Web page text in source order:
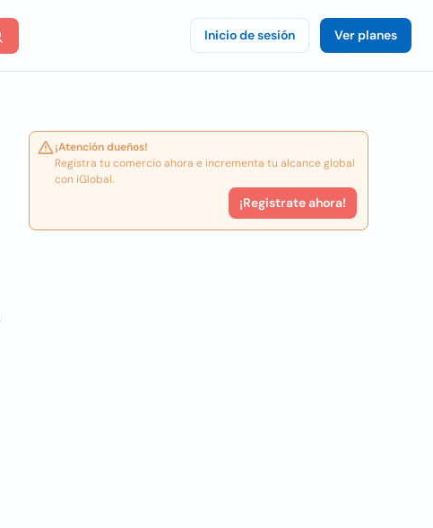
Inicio de sesión Ver planes
¡Atención dueños!
Registra tu comercio ahora e incrementa tu alcance global
con iGlobal.
¡Registrate ahora!